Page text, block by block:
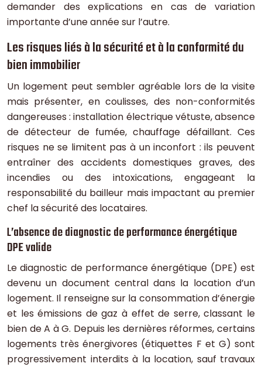
demander des explications en cas de variation
importante d’une année sur l’autre.
Les risques liés à la sécurité et à la conformité du
bien immobilier
Un logement peut sembler agréable lors de la visite
mais présenter, en coulisses, des non-conformités
dangereuses : installation électrique vétuste, absence
de détecteur de fumée, chauffage défaillant. Ces
risques ne se limitent pas à un inconfort : ils peuvent
entraîner des accidents domestiques graves, des
incendies ou des intoxications, engageant la
responsabilité du bailleur mais impactant au premier
chef la sécurité des locataires.
L’absence de diagnostic de performance énergétique
DPE valide
Le diagnostic de performance énergétique (DPE) est
devenu un document central dans la location d’un
logement. Il renseigne sur la consommation d’énergie
et les émissions de gaz à effet de serre, classant le
bien de A à G. Depuis les dernières réformes, certains
logements très énergivores (étiquettes F et G) sont
progressivement interdits à la location, sauf travaux